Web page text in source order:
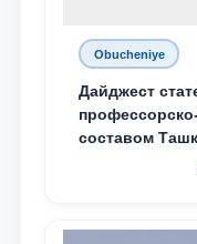
Obucheniye
Дайджест
составом
доведения до